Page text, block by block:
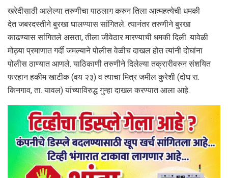
खरेदीसाठी आलेल्या तरुणीचा पाठलाग करुन तिला आत्महत्येची धमकी
देत जबरदस्तीने बुरखा घालण्यास सांगितले. त्यानंतर तरुणीने बुरखा
काढण्यास सांगितले असता, तीला जीवेठार मारण्याची धमकी दिली. यावेळी
मोठ्या प्रमाणात गर्दी जमल्याने पोलीस वेळीच दाखल होत त्यांनी दोघांना
पोलीस ठाण्यात आणले. याठिकाणी तरुणीने दिलेल्या तक्रारीवरुन संशयित
फरहान हकीम खाटीक (वय २३) व त्याचा मित्र जमील कुरेशी (दोघ रा.
किनगाव, ता. यावल) यांच्याविरुद्ध गुन्हा दाखल करण्यात आला आहे.